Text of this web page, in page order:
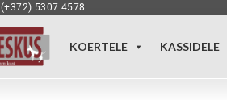
(+372) 5307 4578
KOERTELE KASSIDELE